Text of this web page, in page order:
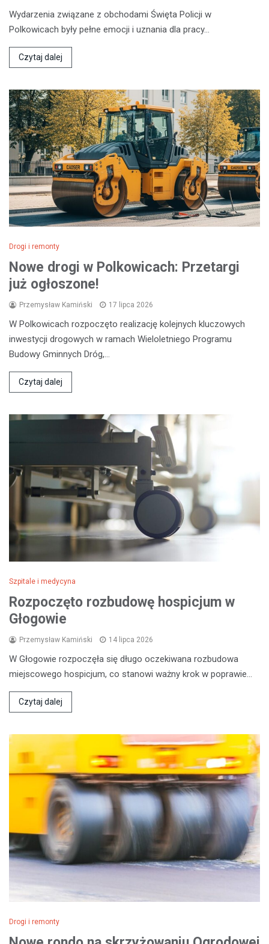
Wydarzenia związane z obchodami Święta Policji w
Polkowicach były pełne emocji i uznania dla pracy…
Czytaj dalej
Drogi i remonty
Nowe drogi w Polkowicach: Przetargi
już ogłoszone!
Przemysław Kamiński 17 lipca 2026
W Polkowicach rozpoczęto realizację kolejnych kluczowych
inwestycji drogowych w ramach Wieloletniego Programu
Budowy Gminnych Dróg,…
Czytaj dalej
Szpitale i medycyna
Rozpoczęto rozbudowę hospicjum w
Głogowie
Przemysław Kamiński 14 lipca 2026
W Głogowie rozpoczęła się długo oczekiwana rozbudowa
miejscowego hospicjum, co stanowi ważny krok w poprawie…
Czytaj dalej
Drogi i remonty